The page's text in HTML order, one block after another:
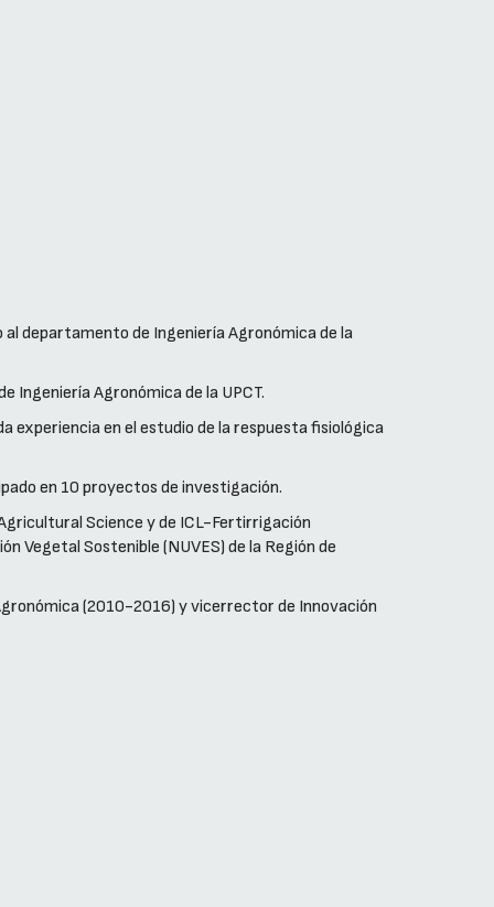
departamento de Ingeniería Agronómica de la
Ingeniería Agronómica de la UPCT.
experiencia en el estudio de la respuesta fisiológica
en 10 proyectos de investigación.
Science y de ICL-Fertirrigación
Vegetal Sostenible (NUVES) de la Región de
(2010-2016) y vicerrector de Innovación